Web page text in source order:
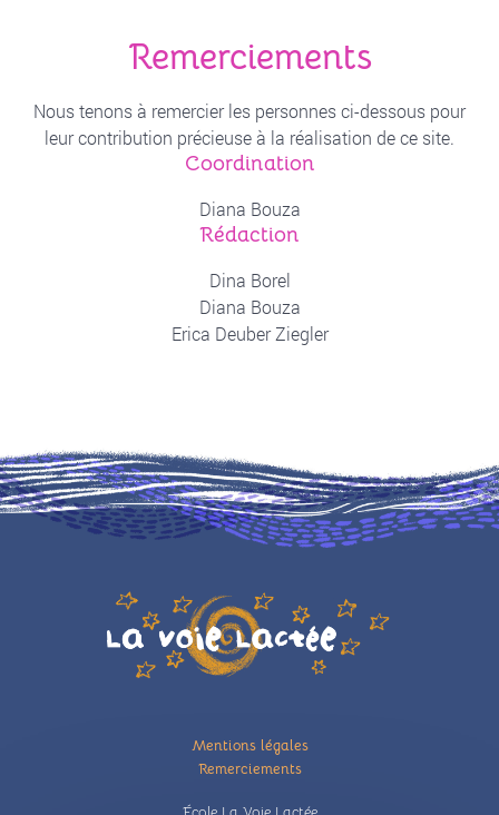
Remerciements
Nous tenons à remercier les personnes ci-dessous pour
leur contribution précieuse à la réalisation de ce site.
Coordination
Diana Bouza
Rédaction
Dina Borel
Diana Bouza
Erica Deuber Ziegler
Illustration
Mentions légales
Remerciements